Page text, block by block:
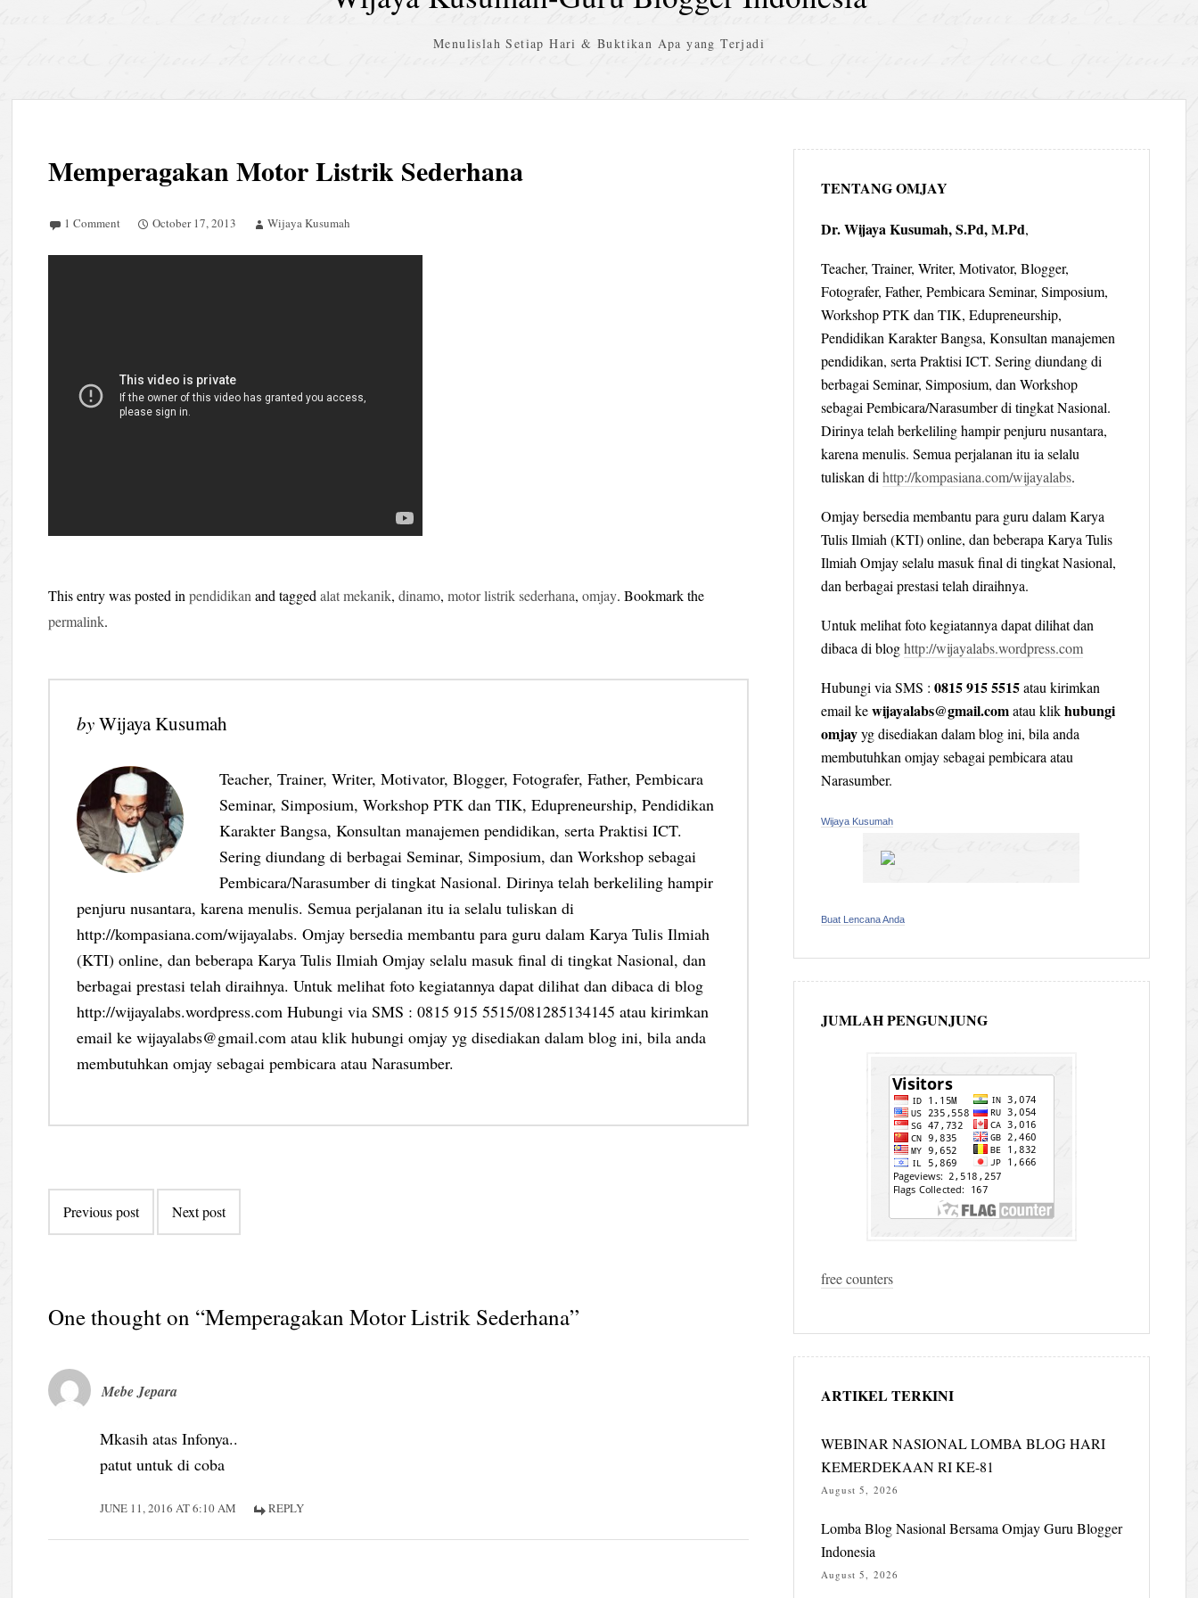
Menulislah Setiap Hari & Buktikan Apa yang Terjadi
Memperagakan Motor Listrik Sederhana
1 Comment October 17, 2013 Wijaya Kusumah
This entry was posted inpendidikan and taggedalat mekanik,dinamo,motor listrik sederhana,omjay. Bookmark the
permalink.
byWijaya Kusumah
Teacher, Trainer, Writer, Motivator, Blogger, Fotografer, Father, Pembicara
Seminar, Simposium, Workshop PTK dan TIK, Edupreneurship, Pendidikan
Karakter Bangsa, Konsultan manajemen pendidikan, serta Praktisi ICT.
Sering diundang di berbagai Seminar, Simposium, dan Workshop sebagai
Pembicara/Narasumber di tingkat Nasional. Dirinya telah berkeliling hampir
penjuru nusantara, karena menulis. Semua perjalanan itu ia selalu tuliskan di
http://kompasiana.com/wijayalabs. Omjay bersedia membantu para guru dalam Karya Tulis Ilmiah
(KTI) online, dan beberapa Karya Tulis Ilmiah Omjay selalu masuk final di tingkat Nasional, dan
berbagai prestasi telah diraihnya. Untuk melihat foto kegiatannya dapat dilihat dan dibaca di blog
http://wijayalabs.wordpress.com Hubungi via SMS : 0815 915 5515/081285134145 atau kirimkan
email ke wijayalabs@gmail.com atau klik hubungi omjay yg disediakan dalam blog ini, bila anda
membutuhkan omjay sebagai pembicara atau Narasumber.
Post
navigation
Previous post Next post
One thought on “Memperagakan Motor Listrik Sederhana”
Mebe Jepara
Mkasih atas Infonya..
patut untuk di coba
JUNE 11, 2016 AT 6:10 AM REPLY
TENTANG OMJAY
Dr. Wijaya Kusumah, S.Pd, M.Pd,
Teacher, Trainer, Writer, Motivator, Blogger,
Fotografer, Father, Pembicara Seminar, Simposium,
Workshop PTK dan TIK, Edupreneurship,
Pendidikan Karakter Bangsa, Konsultan manajemen
pendidikan, serta Praktisi ICT. Sering diundang di
berbagai Seminar, Simposium, dan Workshop
sebagai Pembicara/Narasumber di tingkat Nasional.
Dirinya telah berkeliling hampir penjuru nusantara,
karena menulis. Semua perjalanan itu ia selalu
tuliskan di http://kompasiana.com/wijayalabs.
Omjay bersedia membantu para guru dalam Karya
Tulis Ilmiah (KTI) online, dan beberapa Karya Tulis
Ilmiah Omjay selalu masuk final di tingkat Nasional,
dan berbagai prestasi telah diraihnya.
Untuk melihat foto kegiatannya dapat dilihat dan
dibaca di bloghttp://wijayalabs.wordpress.com
Hubungi via SMS : 0815 915 5515atau kirimkan
email kewijayalabs@gmail.comatau klikhubungi
omjayyg disediakan dalam blog ini, bila anda
membutuhkan omjay sebagai pembicara atau
Narasumber.
Wijaya Kusumah
Buat Lencana Anda
JUMLAH PENGUNJUNG
free counters
ARTIKEL TERKINI
WEBINAR NASIONAL LOMBA BLOG HARI
KEMERDEKAAN RI KE-81
August 5, 2026
Lomba Blog Nasional Bersama Omjay Guru Blogger
Indonesia
August 5, 2026